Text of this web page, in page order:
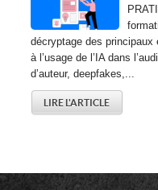
décryptage des principaux
à l’usage de l’IA dans
d’auteur, deepfakes,...
LIRE L'ARTICLE